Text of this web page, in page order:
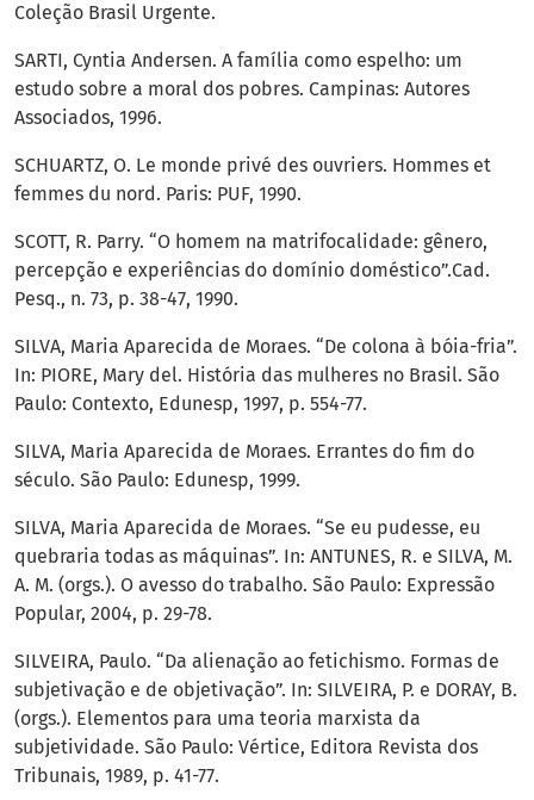
Coleção Brasil Urgente.
SARTI, Cyntia Andersen. A família como espelho: um
estudo sobre a moral dos pobres. Campinas: Autores
Associados, 1996.
SCHUARTZ, O. Le monde privé des ouvriers. Hommes et
femmes du nord. Paris: PUF, 1990.
SCOTT, R. Parry. “O homem na matrifocalidade: gênero,
percepção e experiências do domínio doméstico”.Cad.
Pesq., n. 73, p. 38-47, 1990.
SILVA, Maria Aparecida de Moraes. “De colona à bóia-fria”.
In: PIORE, Mary del. História das mulheres no Brasil. São
Paulo: Contexto, Edunesp, 1997, p. 554-77.
SILVA, Maria Aparecida de Moraes. Errantes do fim do
século. São Paulo: Edunesp, 1999.
SILVA, Maria Aparecida de Moraes. “Se eu pudesse, eu
quebraria todas as máquinas”. In: ANTUNES, R. e SILVA, M.
A. M. (orgs.). O avesso do trabalho. São Paulo: Expressão
Popular, 2004, p. 29-78.
SILVEIRA, Paulo. “Da alienação ao fetichismo. Formas de
subjetivação e de objetivação”. In: SILVEIRA, P. e DORAY, B.
(orgs.). Elementos para uma teoria marxista da
subjetividade. São Paulo: Vértice, Editora Revista dos
Tribunais, 1989, p. 41-77.